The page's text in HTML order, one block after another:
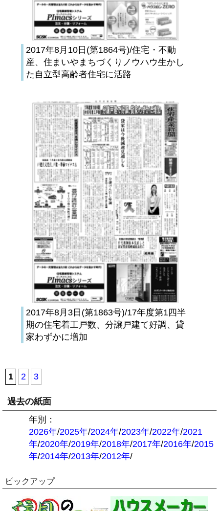
2017年8月10日(第1864号)/住宅・不動
産、住まいやまちづくりノウハウ生かし
た自立型高齢者住宅に活路
2017年8月3日(第1863号)/17年度第1四半
期の住宅着工戸数、分譲戸建て好調、貸
家わずかに増加
1 2 3
過去の紙面
年別：
2026年/2025年/2024年/2023年/2022年/2021
年/2020年/2019年/2018年/2017年/2016年/2015
年/2014年/2013年/2012年/
ピックアップ